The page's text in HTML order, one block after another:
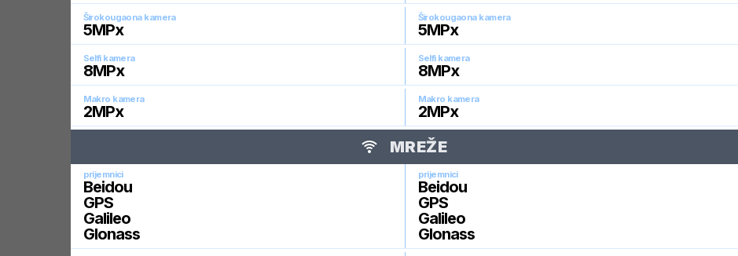
Širokougaona kamera
5MPx
Širokougaona kamera
5MPx
Selfi kamera
8MPx
Selfi kamera
8MPx
Makro kamera
2MPx
Makro kamera
2MPx
MREŽE
prijemnici
Beidou
GPS
Galileo
Glonass
prijemnici
Beidou
GPS
Galileo
Glonass